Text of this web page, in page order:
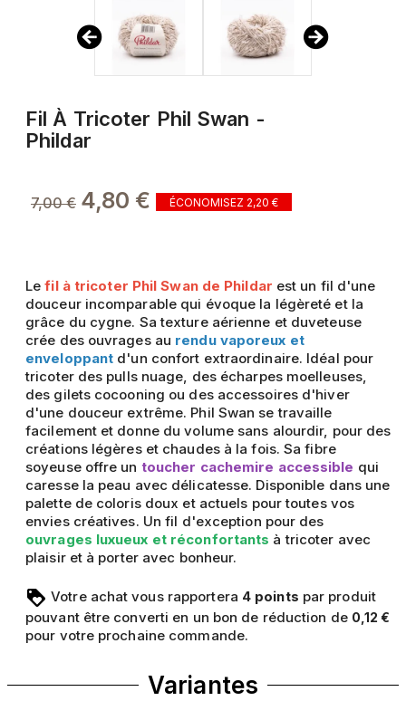
Fil À Tricoter Phil Swan -
Phildar
7,00 € 4,80 € ÉCONOMISEZ 2,20 €
Lefil à tricoter Phil Swan de Phildar est un fil d'une
douceur incomparable qui évoque la légèreté et la
grâce du cygne. Sa texture aérienne et duveteuse
crée des ouvrages au rendu vaporeux et
enveloppant d'un confort extraordinaire. Idéal pour
tricoter des pulls nuage, des écharpes moelleuses,
des gilets cocooning ou des accessoires d'hiver
d'une douceur extrême. Phil Swan se travaille
facilement et donne du volume sans alourdir, pour des
créations légères et chaudes à la fois. Sa fibre
soyeuse offre un toucher cachemire accessible qui
caresse la peau avec délicatesse. Disponible dans une
palette de coloris doux et actuels pour toutes vos
envies créatives. Un fil d'exception pour des
ouvrages luxueux et réconfortants à tricoter avec
plaisir et à porter avec bonheur.
Votre achat vous rapportera 4 points par produit
pouvant être converti en un bon de réduction de 0,12 €
pour votre prochaine commande.
Variantes